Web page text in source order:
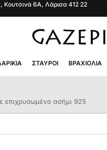
Κουτσινά 6Α, Λάρισα 412 22
ΣΤΑΥΡΟΊ ΒΡΑΧΙΌΛΙΑ
επιχρυσωμένο ασήμι 925